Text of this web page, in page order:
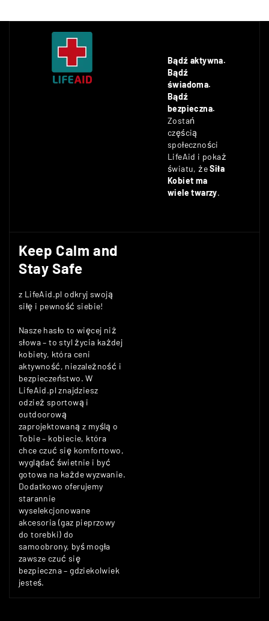
Bądź aktywna.
Bądź
świadoma.
Bądź
bezpieczna.
Zostań
częścią
społeczności
LifeAid i pokaż
światu, żeSiła
Kobiet ma
wiele twarzy.
Keep Calm and
Stay Safe
z LifeAid.pl odkryj swoją
siłę i pewność siebie!
Nasze hasło to więcej niż
słowa – to styl życia każdej
kobiety, która ceni
aktywność, niezależność i
bezpieczeństwo. W
LifeAid.pl znajdziesz
odzież sportową i
outdoorową
zaprojektowaną z myślą o
Tobie – kobiecie, która
chce czuć się komfortowo,
wyglądać świetnie i być
gotowa na każde wyzwanie.
Dodatkowo oferujemy
starannie
wyselekcjonowane
akcesoria (gaz pieprzowy
do torebki) do
samoobrony, byś mogła
zawsze czuć się
bezpieczna – gdziekolwiek
jesteś.